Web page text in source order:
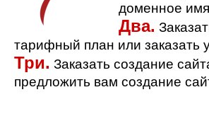
доменное
Два.
тарифный план или заказать
Три. Заказать создание
предложить вам создание